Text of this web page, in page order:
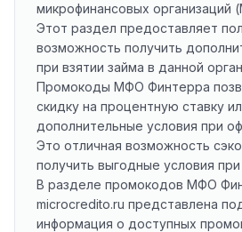
микрофинансовых
Этот раздел предоставляет
возможность получить
при взятии займа в данной
Промокоды МФО Финтерра
скидку на процентную ставку
дополнительные условия при
Это отличная возможность
получить выгодные условия
В разделе промокодов МФО
microcredito.ru представлена
информация о доступных